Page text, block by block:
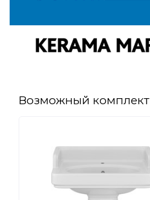
Возможный комплект